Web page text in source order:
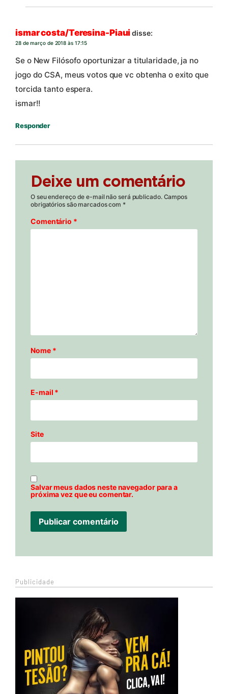
ismar costa/Teresina-Piauidisse:
28 de março de 2018 às 17:15
Se o New Filósofo oportunizar a titularidade, ja no
jogo do CSA, meus votos que vc obtenha o exito que
torcida tanto espera.
ismar!!
Responder
Deixe um comentário
O seu endereço de e-mail não será publicado. Campos
obrigatórios são marcados com *
Comentário *
Nome *
E-mail *
Site
Salvar meus dados neste navegador para a
próxima vez que eu comentar.
Publicidade